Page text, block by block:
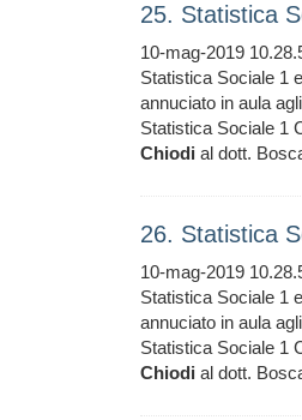
25. Statistica
10-mag-2019
Statistica Sociale 1
annuciato in aula
Statistica Sociale 1
Chiodi al dott.
26. Statistica
10-mag-2019
Statistica Sociale 1
annuciato in aula
Statistica Sociale 1
Chiodi al dott.